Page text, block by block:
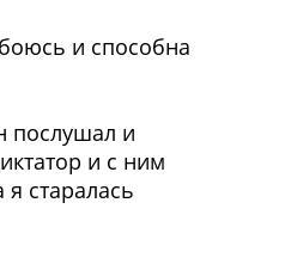
и способна
послушал и
и с ним
старалась